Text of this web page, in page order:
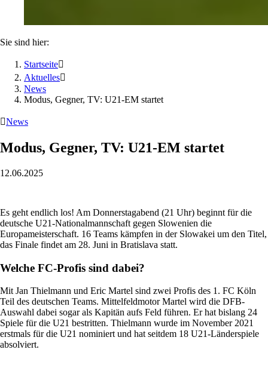
Sie sind hier:
Startseite
Aktuelles
News
Modus, Gegner, TV: U21-EM startet
News
Modus, Gegner, TV: U21-EM startet
12.06.2025
Es geht endlich los! Am Donnerstagabend (21 Uhr) beginnt für die
deutsche U21-Nationalmannschaft gegen Slowenien die
Europameisterschaft. 16 Teams kämpfen in der Slowakei um den Titel,
das Finale findet am 28. Juni in Bratislava statt.
Welche FC-Profis sind dabei?
Mit Jan Thielmann und Eric Martel sind zwei Profis des 1. FC Köln
Teil des deutschen Teams. Mittelfeldmotor Martel wird die DFB-
Auswahl dabei sogar als Kapitän aufs Feld führen. Er hat bislang 24
Spiele für die U21 bestritten. Thielmann wurde im November 2021
erstmals für die U21 nominiert und hat seitdem 18 U21-Länderspiele
absolviert.